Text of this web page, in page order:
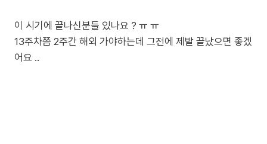
이 시기에 끝나신분들 있나요 ? ㅠ ㅠ
13주차쯤 2주간 해외 가야하는데 그전에 제발 끝났으면 좋겠